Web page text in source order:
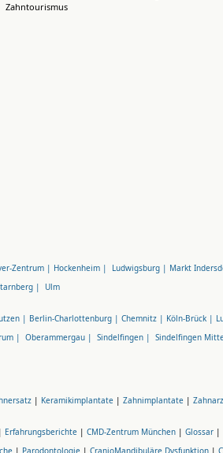
Zahntourismus
Zentrum | Hockenheim | Ludwigsburg | Markt
| Ulm
| Berlin-Charlottenburg | Chemnitz | Köln-Brück |
| Oberammergau | Sindelfingen | Sindelfingen
| Keramikimplantate | Zahnimplantate |
| Erfahrungsberichte | CMD-Zentrum München | Glossar |